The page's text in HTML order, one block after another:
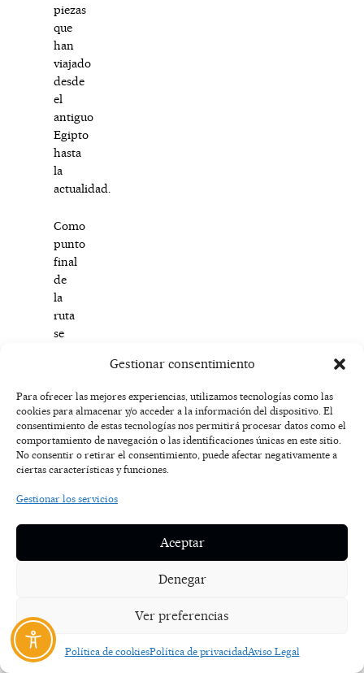
Gestionar consentimiento
Para ofrecer las mejores experiencias, utilizamos tecnologías como las
cookies para almacenar y/o acceder a la información del dispositivo. El
consentimiento de estas tecnologías nos permitirá procesar datos como el
comportamiento de navegación o las identificaciones únicas en este sitio.
No consentir o retirar el consentimiento, puede afectar negativamente a
ciertas características y funciones.
Gestionar los servicios
Aceptar
Denegar
Ver preferencias
Política de cookiesPolítica de privacidadAviso Legal
piezas
que
han
viajado
desde
el
antiguo
Egipto
hasta
la
actualidad.
Como
punto
final
de
la
ruta
se
esta
ciudad
se
le
ha
otorgado
ser
que
tuvo